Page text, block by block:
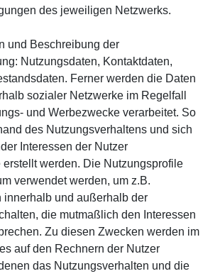
des jeweiligen Netzwerks.
und Beschreibung der
Nutzungsdaten, Kontaktdaten,
Ferner werden die Daten
sozialer Netzwerke im Regelfall
und Werbezwecke verarbeitet. So
des Nutzungsverhaltens und sich
Interessen der Nutzer
erstellt werden. Die Nutzungsprofile
verwendet werden, um z.B.
innerhalb und außerhalb der
die mutmaßlich den Interessen
Zu diesen Zwecken werden im
auf den Rechnern der Nutzer
das Nutzungsverhalten und die